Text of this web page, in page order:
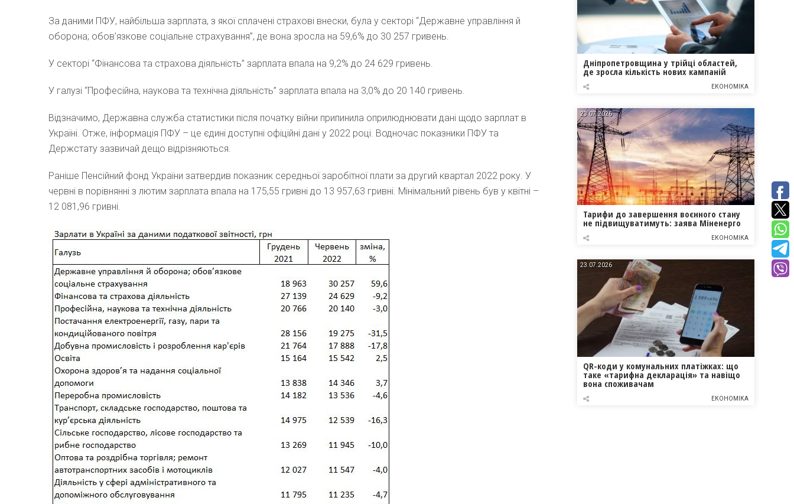
За даними ПФУ, найбільша зарплата, з якої сплачені страхові внески, була у секторі “Державне управління й
оборона; обов’язкове соціальне страхування”, де вона зросла на 59,6% до 30 257 гривень.
У секторі “Фінансова та страхова діяльність” зарплата впала на 9,2% до 24 629 гривень.
У галузі “Професійна, наукова та технічна діяльність” зарплата впала на 3,0% до 20 140 гривень.
Відзначимо, Державна служба статистики після початку війни припинила оприлюднювати дані щодо зарплат в
Україні. Отже, інформація ПФУ – це єдині доступні офіційні дані у 2022 році. Водночас показники ПФУ та
Держстату зазвичай дещо відрізняються.
Раніше Пенсійний фонд України затвердив показник середньої заробітної плати за другий квартал 2022 року. У
червні в порівнянні з лютим зарплата впала на 175,55 гривні до 13 957,63 гривні. Мінімальний рівень був у квітні –
12 081,96 гривні.
Дніпропетровщина у трійці областей,
де зросла кількість нових кампаній
ЕКОНОМІКА
23.07.2026
Тарифи до завершення воєнного стану
не підвищуватимуть: заява Міненерго
ЕКОНОМІКА
23.07.2026
QR-коди у комунальних платіжках: що
таке «тарифна декларація» та навіщо
вона споживачам
ЕКОНОМІКА